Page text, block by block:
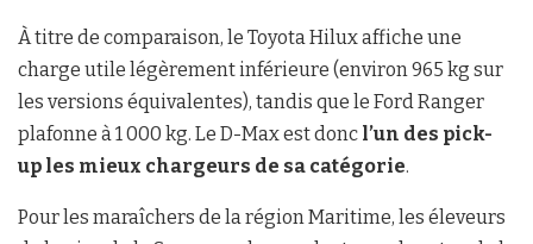
À titre de comparaison, le Toyota Hilux affiche une
charge utile légèrement inférieure (environ 965 kg sur
les versions équivalentes), tandis que le Ford Ranger
plafonne à 1 000 kg. Le D-Max est donc l’un des pick-
up les mieux chargeurs de sa catégorie.
Pour les maraîchers de la région Maritime, les éleveurs